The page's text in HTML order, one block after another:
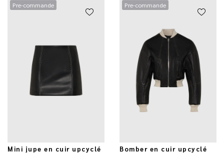
Pre-commande
Mini jupe en cuir upcyclé
Pre-commande
Bomber en cuir upcyclé